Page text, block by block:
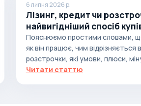
6 липня 2026 р.
Лізинг, кредит чи
найвигідніший спосіб
Пояснюємо простими словами,
як він працює, чим відрізняється
розстрочки, які умови, плюси,
Читати статтю